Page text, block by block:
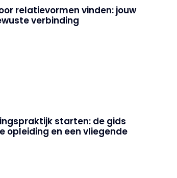
relatievormen vinden: jouw
verbinding
starten: de gids
opleiding en een vliegende